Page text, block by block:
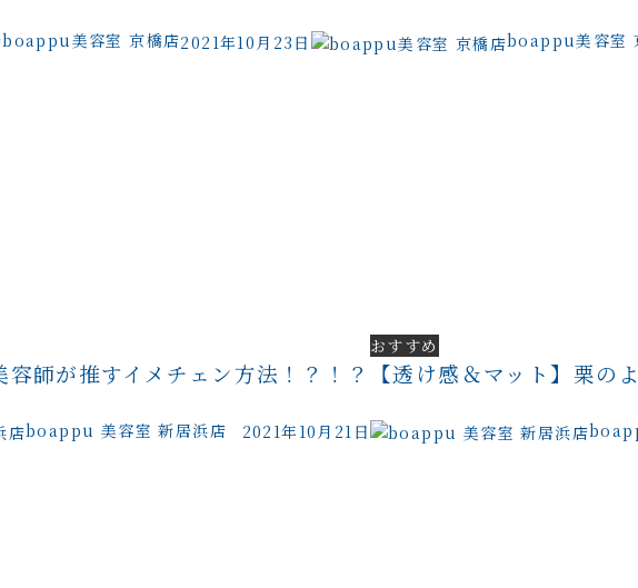
2021年10月23日
boappu美容室 京橋店 boappu美容室
容師が推すイメチェン方法！？！？
2021年10月21日
boappu 美容室 新居浜店
おすすめ
【透け感＆マット】栗の